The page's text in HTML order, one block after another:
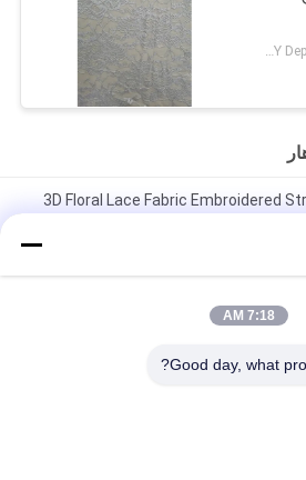
USD5-7/Y Depend on Quanity MOQ:10 ياردة
3D Floral Lace Fabric Embroidered
النمط القديم القماش المطريز 3D الأزهار البيضاء التل القماش للخطط
7:18 AM
Good day, what